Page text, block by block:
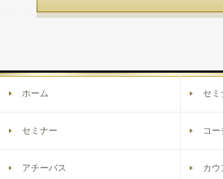
ホーム セミ
セミナー コ
アチーバス カウ